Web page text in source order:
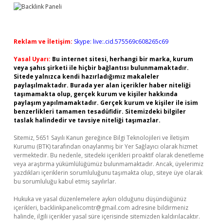
Reklam ve İletişim: Skype: live:.cid.575569c608265c69
Yasal Uyarı: Bu internet sitesi, herhangi bir marka, kurum
veya şahıs şirketi ile hiçbir bağlantısı bulunmamaktadır.
Sitede yalnızca kendi hazırladığımız makaleler
paylaşılmaktadır. Burada yer alan içerikler haber niteliği
taşımamakta olup, gerçek kurum ve kişiler hakkında
paylaşım yapılmamaktadır. Gerçek kurum ve kişiler ile isim
benzerlikleri tamamen tesadüfidir. Sitemizdeki bilgiler
taslak halindedir ve tavsiye niteliği taşımazlar.
Sitemiz, 5651 Sayılı Kanun gereğince Bilgi Teknolojileri ve İletişim
Kurumu (BTK) tarafından onaylanmış bir Yer Sağlayıcı olarak hizmet
vermektedir. Bu nedenle, sitedeki içerikleri proaktif olarak denetleme
veya araştırma yükümlülüğümüz bulunmamaktadır. Ancak, üyelerimiz
yazdıkları içeriklerin sorumluluğunu taşımakta olup, siteye üye olarak
bu sorumluluğu kabul etmiş sayılırlar.
Hukuka ve yasal düzenlemelere aykırı olduğunu düşündüğünüz
içerikleri, backlinkpanelicomtr@gmail.com adresine bildirmeniz
halinde, ilgili içerikler yasal süre içerisinde sitemizden kaldırılacaktır.